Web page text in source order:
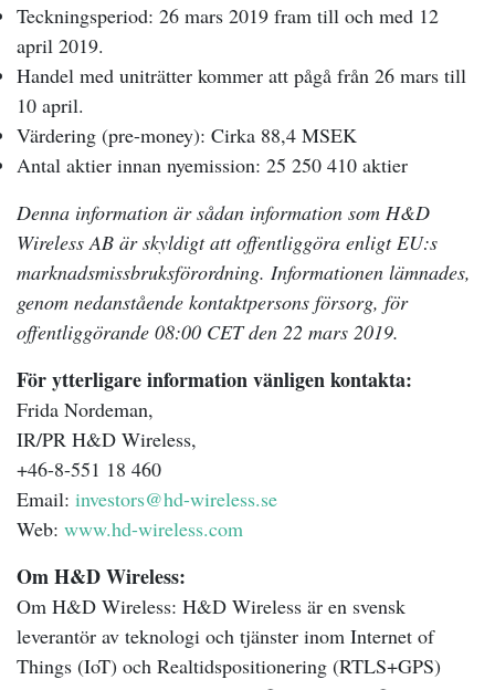
Teckningsperiod: 26 mars 2019 fram till och med 12
april 2019.
Handel med uniträtter kommer att pågå från 26 mars till
10 april.
Värdering (pre-money): Cirka 88,4 MSEK
Antal aktier innan nyemission: 25 250 410 aktier
Denna information är sådan information som H&D
Wireless AB är skyldigt att offentliggöra enligt EU:s
marknadsmissbruksförordning. Informationen lämnades,
genom nedanstående kontaktpersons försorg, för
offentliggörande 08:00 CET den 22 mars 2019.
För ytterligare information vänligen kontakta:
Frida Nordeman,
IR/PR H&D Wireless,
+46-8-551 18 460
Email: investors@hd-wireless.se
Web: www.hd-wireless.com
Om H&D Wireless:
Om H&D Wireless: H&D Wireless är en svensk
leverantör av teknologi och tjänster inom Internet of
Things (IoT) och Realtidspositionering (RTLS+GPS)